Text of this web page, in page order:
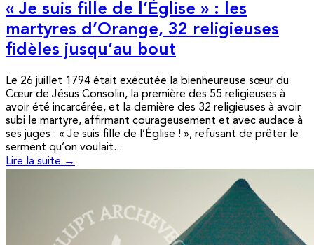
« Je suis fille de l’Église » : les
martyres d’Orange, 32 religieuses
fidèles jusqu’au bout
Le 26 juillet 1794 était exécutée la bienheureuse sœur du
Cœur de Jésus Consolin, la première des 55 religieuses à
avoir été incarcérée, et la dernière des 32 religieuses à avoir
subi le martyre, affirmant courageusement et avec audace à
ses juges : « Je suis fille de l’Église ! », refusant de prêter le
serment qu’on voulait...
Lire la suite →